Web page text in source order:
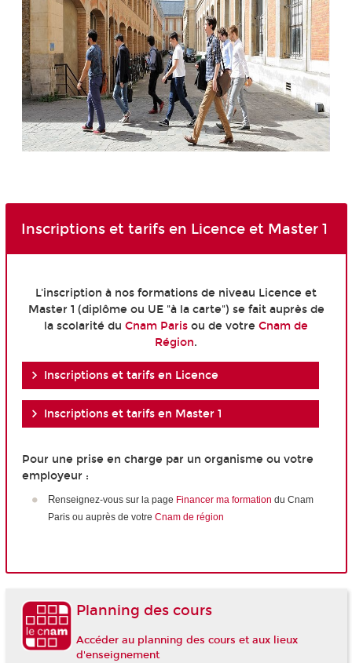
Inscriptions et tarifs en Licence et Master 1
L'inscription à nos formations de niveau Licence et
Master 1 (diplôme ou UE "à la carte") se fait auprès de
la scolarité du Cnam Paris ou de votre Cnam de
Région.
Inscriptions et tarifs en Licence
Inscriptions et tarifs en Master 1
Pour une prise en charge par un organisme ou votre
employeur :
Renseignez-vous sur la page Financer ma formation du Cnam
Paris ou auprès de votre Cnam de région
Planning des cours
Accéder au planning des cours et aux lieux
d'enseignement